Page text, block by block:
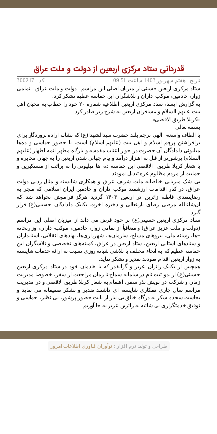
قدردانی ستاد مرکزی اربعین از دولت و ملت عراق
تاريخ : هفتم شهريور 1403 ساعت 09:51
کد : 300217
ستاد مرکزی اربعین حسینی از میزبان اصلی این مراسم - دولت و ملت عراق - تمامی
زوار، خادمین، موکب¬داران و تلاشگران این حماسه‌ عظیم تشکر کرد.
به گزارش ایسنا، ستاد مرکزی اربعین اطلاعیه شماره ۲۰ خود را خطاب به محبان اهل
بیت علیهم السلام و مسافران اربعین به شرح زیر صادر کرد:
«کربلا طریق الاقصی»
بسمه تعالی
با الطاف واسعه¬ الهی پرچم بلند حضرت سیدالشهدا(ع) که نشانه اراده پروردگار برای
برافراشتن پرچم اسلام و اهل بیت (علیهم اسلام) است، با حضور حماسی و ده‌ها
میلیونی دلدادگان آن حضرت در جوار اعتاب مقدسه و بارگاه مطهر ائمه اطهار (علیهم
السلام) پرشورتر از قبل به اهتزاز درآمد و پیام جهانی شدن اربعین را به جهان مخابره و
با شعار کربلا طریق¬ الاقصی این حماسه ده¬ها میلیونی را به برائت از مستکبرین و
حمایت از مردم مظلوم غزه تبدیل نمودند.
بی شک میزبانی خالصانه ملت شریف عراق و همکاری شایسته و مثال زدنی دولت
عراق، در کنار اقدامات ارزشمند موکب¬داران و خادمین ایران اسلامی که منجر به
رضایتمندی قاطبه‌ زائرین در اربعین ۱۴۰۳ گردید هرگز فراموش نخواهد شد که
ان‌شاءالله مرضی رضای باریتعالی و ذخیره آخرت یکایک دلدادگان حسینی(ع) قرار
گیرد.
ستاد مرکزی اربعین حسینی(ع) بر خود فرض می داند از میزبان اصلی این مراسم
(دولت و ملت عزیز عراق) و متعاقباً از تمامی زوار، خادمین، موکب¬داران، وزارتخانه
¬ها، رسانه ملی، نیروهای مسلح، سازمان‌ها، شهرداری‌ها، نهادهای انقلابی، استانداران
و ستادهای استانی اربعین، ستاد اربعین در عراق، کمیته‌های تخصصی و تلاشگران این
حماسه‌ عظیم که به انحاء مختلف با تلاشی شبانه روزی نسبت به ارائه خدمات شایسته
به زوار اربعین اقدام نمودند تقدیر و تشکر نماید.
همچنین از یکایک زائران عزیز و گرانقدر که با خادمان خود در ستاد مرکزی اربعین
حسینی(ع) از بدو ثبت نام در سامانه سماح تا زمان مراجعت از سفر، خصوصا مدیریت
زمان و شرکت در پویش نذر سفر، اهتمام به شعار کربلا طریق الاقصی و در مدیریت
مراسم سال جاری همکاری شایسته ای داشتند تقدیر و تشکر صمیمانه می نماید و
بجاست سجده شکر به درگاه خالق بی نیاز از بابت حضور پرشور، بی نظیر، حماسی و
توفیق خدمتگزاری بی شائبه به زائرین عزیز به جا آوریم.
طراحی و توليد نرم افزار : نوآوران فناوری اطلاعات امروز